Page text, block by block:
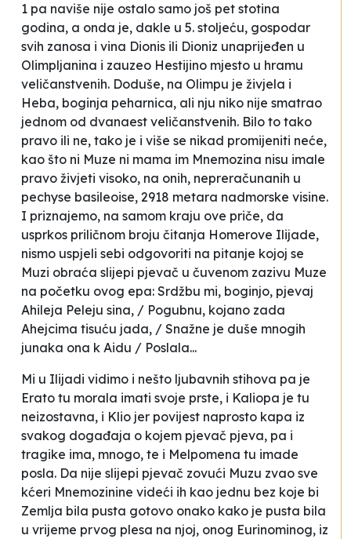
1 pa naviše nije ostalo samo još pet stotina
godina, a onda je, dakle u 5. stoljeću, gospodar
svih zanosa i vina Dionis ili Dioniz unaprijeđen u
Olimpljanina i zauzeo Hestijino mjesto u hramu
veličanstvenih. Doduše, na Olimpu je živjela i
Heba, boginja peharnica, ali nju niko nije smatrao
jednom od dvanaest veličanstvenih. Bilo to tako
pravo ili ne, tako je i više se nikad promijeniti neće,
kao što ni Muze ni mama im Mnemozina nisu imale
pravo živjeti visoko, na onih, nepreračunanih u
pechyse basileoise, 2918 metara nadmorske visine.
I priznajemo, na samom kraju ove priče, da
usprkos priličnom broju čitanja Homerove Ilijade,
nismo uspjeli sebi odgovoriti na pitanje kojoj se
Muzi obraća slijepi pjevač u čuvenom zazivu Muze
na početku ovog epa: Srdžbu mi, boginjo, pjevaj
Ahileja Peleju sina, / Pogubnu, kojano zada
Ahejcima tisuću jada, / Snažne je duše mnogih
junaka ona k Aidu / Poslala...
Mi u Ilijadi vidimo i nešto ljubavnih stihova pa je
Erato tu morala imati svoje prste, i Kaliopa je tu
neizostavna, i Klio jer povijest naprosto kapa iz
svakog događaja o kojem pjevač pjeva, pa i
tragike ima, mnogo, te i Melpomena tu imade
posla. Da nije slijepi pjevač zovući Muzu zvao sve
kćeri Mnemozinine videći ih kao jednu bez koje bi
Zemlja bila pusta gotovo onako kako je pusta bila
u vrijeme prvog plesa na njoj, onog Eurinominog, iz